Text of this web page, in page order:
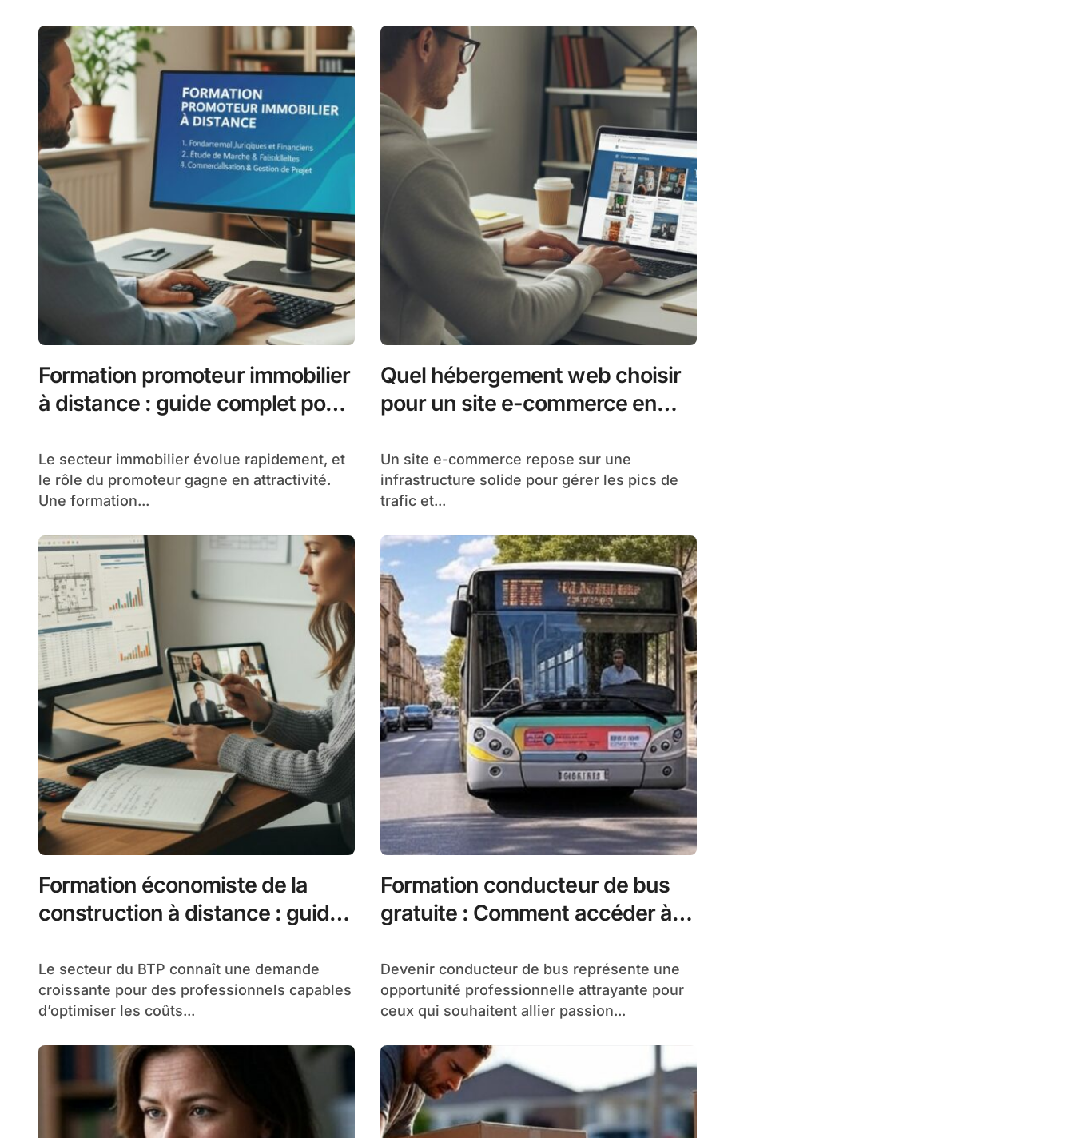
Formation promoteur immobilier
à distance : guide complet pour
Le secteur immobilier évolue rapidement, et
le rôle du promoteur gagne en attractivité.
Une formation...
Quel hébergement web choisir
pour un site e-commerce en
Un site e-commerce repose sur une
infrastructure solide pour gérer les pics de
trafic et...
Formation économiste de la
construction à distance : guide
Le secteur du BTP connaît une demande
croissante pour des professionnels capables
d’optimiser les coûts...
Formation conducteur de bus
gratuite : Comment accéder à
Devenir conducteur de bus représente une
opportunité professionnelle attrayante pour
ceux qui souhaitent allier passion...